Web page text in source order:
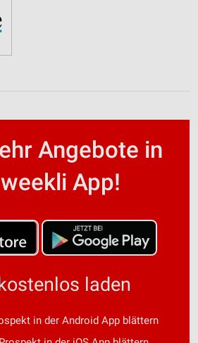
Angebote in
App!
laden
in der Android App blättern